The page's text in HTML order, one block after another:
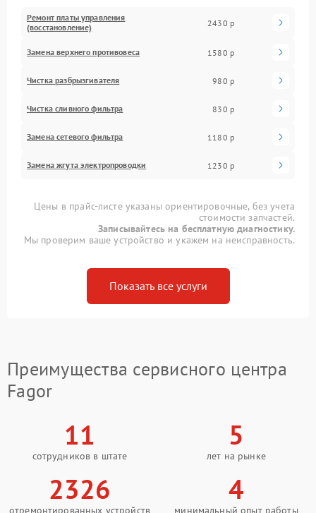
Ремонт платы управления
(восстановление)
2430 р
Замена верхнего противовеса 1580 р
Чистка разбрызгивателя 980 р
Чистка сливного фильтра 830 р
Замена сетевого фильтра 1180 р
Замена жгута электропроводки 1230 р
Цены в прайс-листе указаны ориентировочные, без учета
стоимости запчастей.
Записывайтесь на бесплатную диагностику.
Мы проверим ваше устройство и укажем на неисправность.
Показать все услуги
Преимущества сервисного центра
Fagor
11
сотрудников в штате
5
лет на рынке
2326
отремонтированных устройств
4
минимальный опыт работы